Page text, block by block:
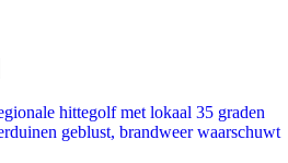
hittegolf met lokaal 35 graden
geblust, brandweer waarschuwt